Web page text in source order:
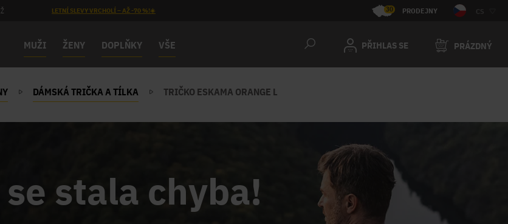
LETNÍ SLEVY VRCHOLÍ – AŽ -70 %!☀️ 30 PRODEJNY CS
MUŽI ŽENY DOPLŇKY VŠE PŘIHLAS SE PRÁZDNÝ
DÁMSKÁ TRIČKA A TÍLKA TRIČKO ESKAMA ORANGE L
stala chyba!